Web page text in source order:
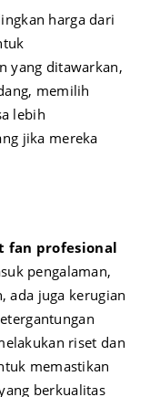
harga dari
yang ditawarkan,
memilih
lebih
jika mereka
fan profesional
pengalaman,
ada juga kerugian
riset dan
memastikan
berkualitas